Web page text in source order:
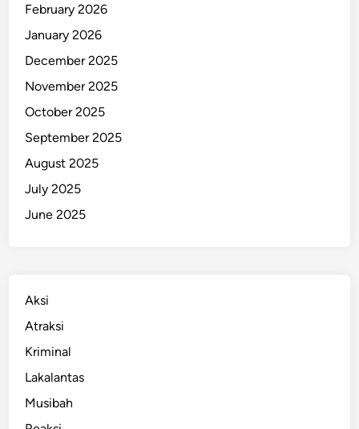
February 2026
January 2026
December 2025
November 2025
October 2025
September 2025
August 2025
July 2025
June 2025
Aksi
Atraksi
Kriminal
Lakalantas
Musibah